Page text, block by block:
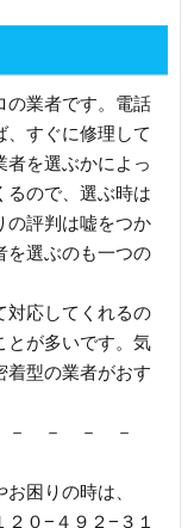
の業者です。電話
、すぐに修理して
者を選ぶかによっ
るので、選ぶ時は
の評判は嘘をつか
を選ぶのも一つの
対応してくれるの
とが多いです。気
着型の業者がおす
－ － － －
困りの時は、
０−４９２−３１